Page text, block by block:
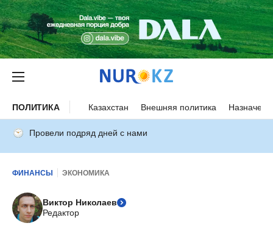
ПОЛИТИКА Казахстан Внешняя политика
Провели подряд дней с нами
ФИНАНСЫ ЭКОНОМИКА
Виктор Николаев
Редактор